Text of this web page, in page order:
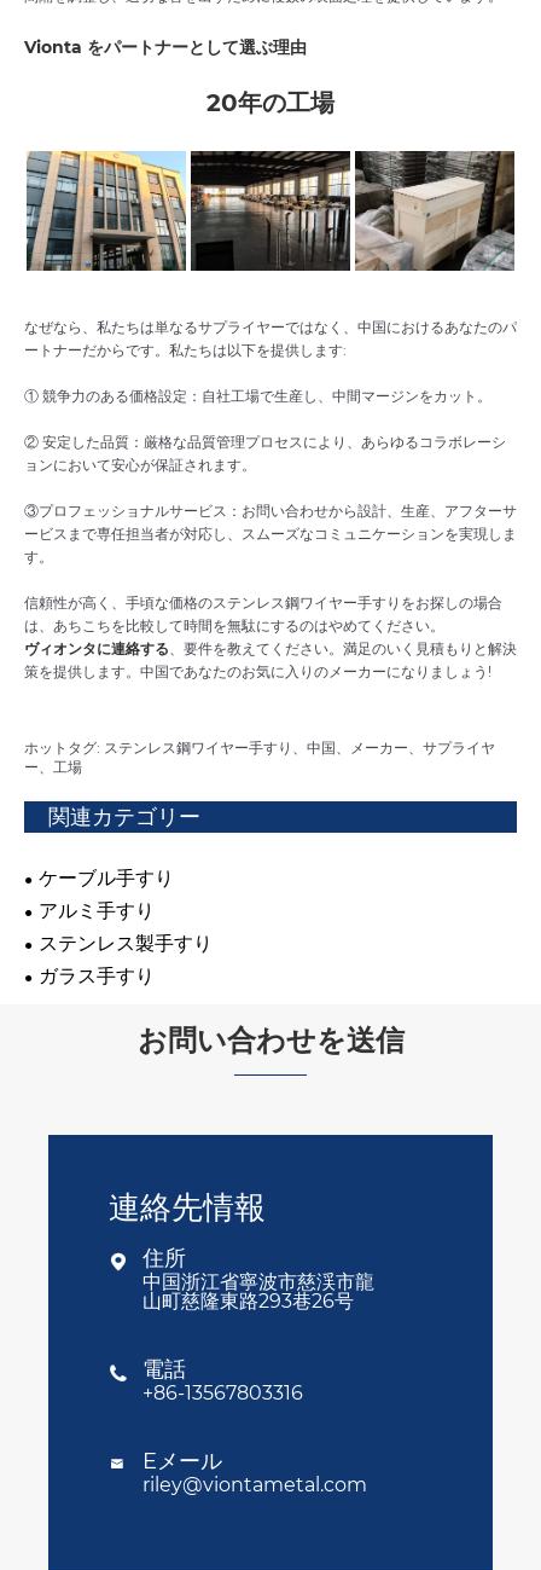
Vionta をパートナーとして選ぶ理由
20年の工場
なぜなら、私たちは単なるサプライヤーではなく、中国におけるあなたのパ
ートナーだからです。私たちは以下を提供します:
① 競争力のある価格設定：自社工場で生産し、中間マージンをカット。
② 安定した品質：厳格な品質管理プロセスにより、あらゆるコラボレーシ
ョンにおいて安心が保証されます。
③プロフェッショナルサービス：お問い合わせから設計、生産、アフターサ
ービスまで専任担当者が対応し、スムーズなコミュニケーションを実現しま
す。
信頼性が高く、手頃な価格のステンレス鋼ワイヤー手すりをお探しの場合
は、あちこちを比較して時間を無駄にするのはやめてください。
ヴィオンタに連絡する、要件を教えてください。満足のいく見積もりと解決
策を提供します。中国であなたのお気に入りのメーカーになりましょう!
ホットタグ: ステンレス鋼ワイヤー手すり、中国、メーカー、サプライヤ
ー、工場
関連カテゴリー
ケーブル手すり
アルミ手すり
ステンレス製手すり
ガラス手すり
お問い合わせを送信
連絡先情報
 住所
中国浙江省寧波市慈渓市龍
山町慈隆東路293巷26号
 電話
+86-13567803316
 Eメール
riley@viontametal.com